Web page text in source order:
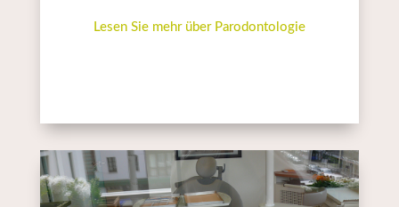
Lesen Sie mehr über Parodontologie